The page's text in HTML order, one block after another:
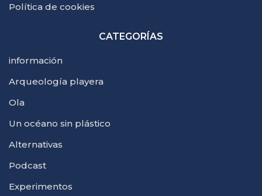
Política de cookies
CATEGORÍAS
información
Arqueología playera
Ola
Un océano sin plástico
Alternativas
Podcast
Experimentos